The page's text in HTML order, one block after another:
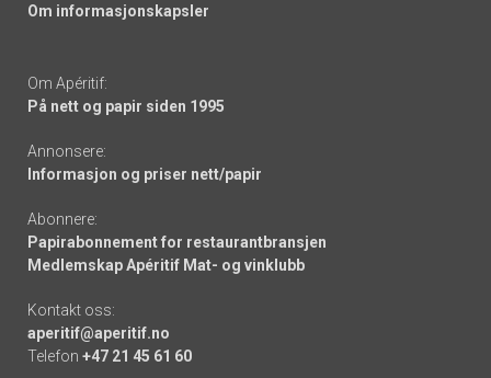
Om informasjonskapsler
Om Apéritif:
På nett og papir siden 1995
Annonsere:
Informasjon og priser nett/papir
Abonnere:
Papirabonnement for restaurantbransjen
Medlemskap Apéritif Mat- og vinklubb
Kontakt oss:
aperitif@aperitif.no
Telefon +47 21 45 61 60